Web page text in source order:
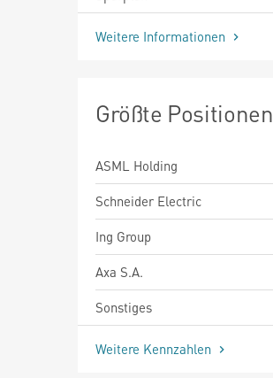
Weitere Informationen
Größte Positionen
ASML Holding
Schneider Electric
Ing Group
Axa S.A.
Sonstiges
Weitere Kennzahlen